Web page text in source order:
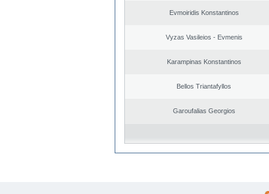
Evmoiridis Konstantinos
Vyzas Vasileios - Evmenis
Karampinas Konstantinos
Bellos Triantafyllos
Garoufalias Georgios